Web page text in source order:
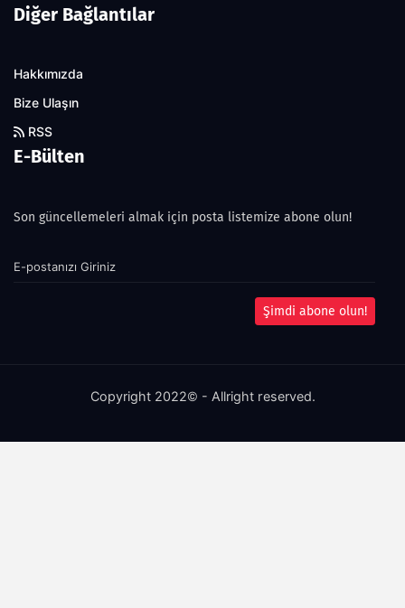
Diğer Bağlantılar
Hakkımızda
Bize Ulaşın
RSS
E-Bülten
Son güncellemeleri almak için posta listemize abone olun!
Şimdi abone olun!
Copyright 2022© - Allright reserved.